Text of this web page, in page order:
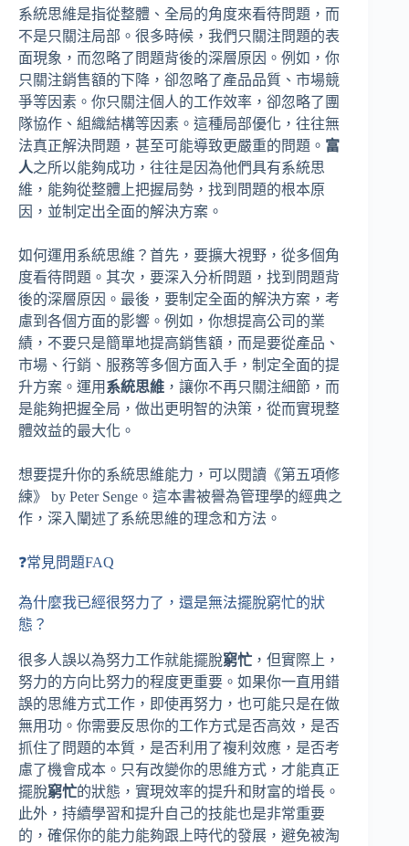
系統思維是指從整體、全局的角度來看待問題，而
不是只關注局部。很多時候，我們只關注問題的表
面現象，而忽略了問題背後的深層原因。例如，你
只關注銷售額的下降，卻忽略了產品品質、市場競
爭等因素。你只關注個人的工作效率，卻忽略了團
隊協作、組織結構等因素。這種局部優化，往往無
法真正解決問題，甚至可能導致更嚴重的問題。 富
人之所以能夠成功，往往是因為他們具有系統思
維，能夠從整體上把握局勢，找到問題的根本原
因，並制定出全面的解決方案。
如何運用系統思維？首先，要擴大視野，從多個角
度看待問題。其次，要深入分析問題，找到問題背
後的深層原因。最後，要制定全面的解決方案，考
慮到各個方面的影響。例如，你想提高公司的業
績，不要只是簡單地提高銷售額，而是要從產品、
市場、行銷、服務等多個方面入手，制定全面的提
升方案。運用 系統思維 ，讓你不再只關注細節，而
是能夠把握全局，做出更明智的決策，從而實現整
體效益的最大化。
想要提升你的系統思維能力，可以閱讀《第五項修
練》 by Peter Senge。這本書被譽為管理學的經典之
作，深入闡述了系統思維的理念和方法。
❓常見問題FAQ
為什麼我已經很努力了，還是無法擺脫窮忙的狀
態？
很多人誤以為努力工作就能擺脫窮忙 ，但實際上，
努力的方向比努力的程度更重要。如果你一直用錯
誤的思維方式工作，即使再努力，也可能只是在做
無用功。你需要反思你的工作方式是否高效，是否
抓住了問題的本質，是否利用了複利效應，是否考
慮了機會成本。只有改變你的思維方式，才能真正
擺脫窮忙的狀態，實現效率的提升和財富的增長。
此外，持續學習和提升自己的技能也是非常重要
的，確保你的能力能夠跟上時代的發展，避免被淘